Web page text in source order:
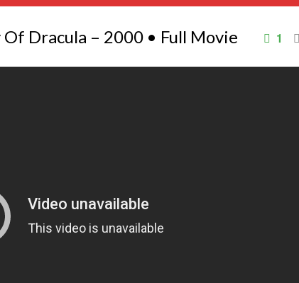
Dracula – 2000 • Full Movie 1